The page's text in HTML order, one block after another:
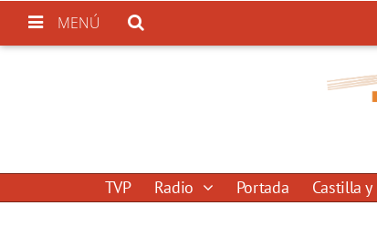
MENÚ
TVP Radio Portada Castilla y